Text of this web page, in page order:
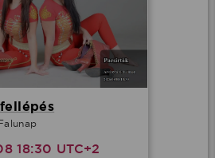
18:30 UTC+2